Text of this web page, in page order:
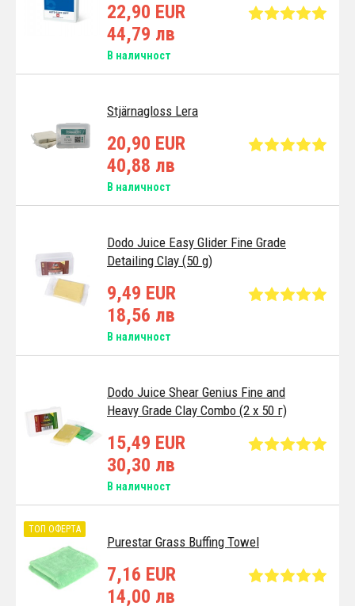
22,90 EUR
44,79 лв
В наличност
Stjärnagloss Lera
20,90 EUR
40,88 лв
В наличност
Dodo Juice Easy Glider Fine Grade
Detailing Clay (50 g)
9,49 EUR
18,56 лв
В наличност
Dodo Juice Shear Genius Fine and
Heavy Grade Clay Combo (2 x 50 г)
15,49 EUR
30,30 лв
В наличност
Purestar Grass Buffing Towel
ТОП ОФЕРТА
7,16 EUR
14,00 лв